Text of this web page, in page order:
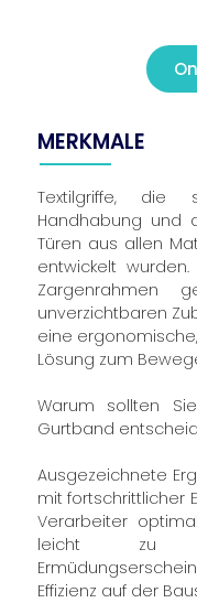
MERKMALE
Textilgriffe, die
Handhabung und
Türen aus allen
entwickelt
Zargenrahmen
unverzichtbaren
eine
Lösung zum
Warum sollten
Gurtband
Ausgezeichnete
mit fortschrittlicher
Verarbeiter
leicht zu
Effizienz auf der